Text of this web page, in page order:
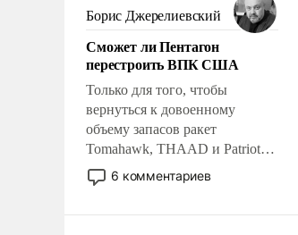
и ее реализация радикально
поднимет наши боевые
возможности.
Борис Джерелиевский
Сможет ли Пентагон
перестроить ВПК США
Только для того, чтобы
вернуться к довоенному
объему запасов ракет
Tomahawk, THAAD и Patriot
США потребуется более трех
лет. Даже небольшая война с
6 комментариев